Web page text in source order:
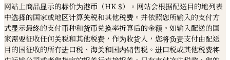
网站上商品显示的标价为港币（HK $）。网站会根据配送目的地列表
中选择的国家或地区计算关税和其他税费。并依照您所输入的支付方
式显示最终的支付币种和货币兑换率折算后的金额。如输入配送的国
家需要征收任何关税和其他税费，作为收货人，您将负责支付由配送
目的国征收的所有进口税、海关和国内销售税。进口税或其他税费将